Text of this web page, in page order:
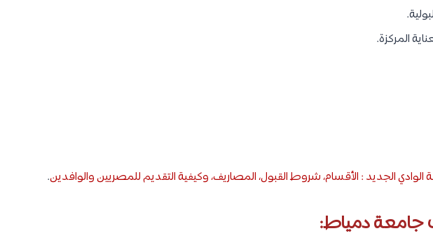
المركزة.
الجديد : الأقسام، شروط القبول، المصاريف، وكيفية التقديم للمصريين والوافدين.
جامعة دمياط: